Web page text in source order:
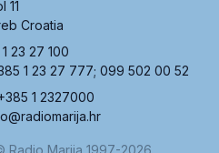
11
Croatia
23 27 100
1 23 27 777; 099 502 00 52
1 2327000
Radio Marija 1997-2026